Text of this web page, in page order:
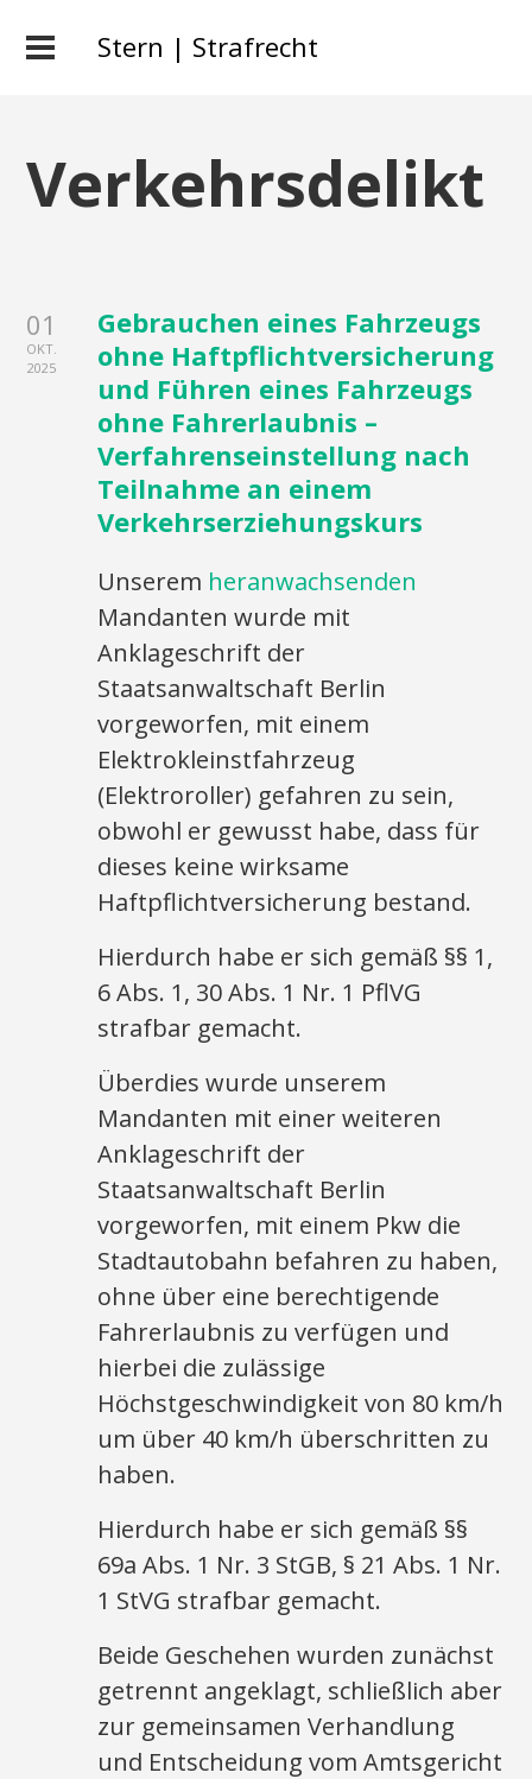
Stern | Strafrecht
Verkehrsdelikt
01
OKT.
2025
Gebrauchen eines Fahrzeugs
ohne Haftpflichtversicherung
und Führen eines Fahrzeugs
ohne Fahrerlaubnis –
Verfahrenseinstellung nach
Teilnahme an einem
Verkehrserziehungskurs
Unserem heranwachsenden
Mandanten wurde mit
Anklageschrift der
Staatsanwaltschaft Berlin
vorgeworfen, mit einem
Elektrokleinstfahrzeug
(Elektroroller) gefahren zu sein,
obwohl er gewusst habe, dass für
dieses keine wirksame
Haftpflichtversicherung bestand.
Hierdurch habe er sich gemäß §§ 1,
6 Abs. 1, 30 Abs. 1 Nr. 1 PflVG
strafbar gemacht.
Überdies wurde unserem
Mandanten mit einer weiteren
Anklageschrift der
Staatsanwaltschaft Berlin
vorgeworfen, mit einem Pkw die
Stadtautobahn befahren zu haben,
ohne über eine berechtigende
Fahrerlaubnis zu verfügen und
hierbei die zulässige
Höchstgeschwindigkeit von 80 km/h
um über 40 km/h überschritten zu
haben.
Hierdurch habe er sich gemäß §§
69a Abs. 1 Nr. 3 StGB, § 21 Abs. 1 Nr.
1 StVG strafbar gemacht.
Beide Geschehen wurden zunächst
getrennt angeklagt, schließlich aber
zur gemeinsamen Verhandlung
und Entscheidung vom Amtsgericht